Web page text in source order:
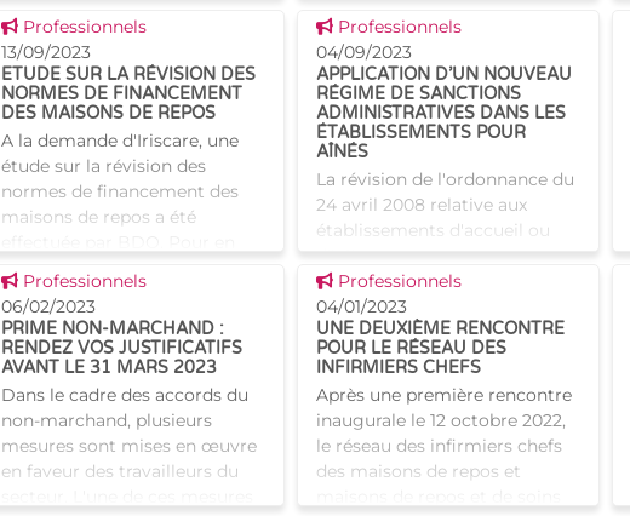
projet conjoint pour les
secteurs du non marchand.
Cet appel à projet inédit vis
infirmiers chefs des maisons
de repos (MR) et maisons de
repos et de
Voir cette news
Professionnels
13/09/2023
ETUDE SUR LA RÉVISION DES
NORMES DE FINANCEMENT
DES MAISONS DE REPOS
A la demande d'Iriscare, une
étude sur la révision des
normes de financement des
maisons de repos a été
savoir plus, consultez le
rapport final "".
Voir cette news
Professionnels
04/09/2023
APPLICATION D’UN NOUVEAU
RÉGIME DE SANCTIONS
ADMINISTRATIVES DANS LES
ÉTABLISSEMENTS POUR
AÎNÉS
La révision de l'ordonnance du
24 avril 2008 relative aux
établissements d'accueil ou
d'hébergement pour
personnes âgées a permis,
entre autres, d'instaurer un
nouveau régime de sanctions
admin
Voir cette news
Professionnels
06/02/2023
PRIME NON-MARCHAND :
RENDEZ VOS JUSTIFICATIFS
AVANT LE 31 MARS 2023
Dans le cadre des accords du
non-marchand, plusieurs
mesures sont mises en œuvre
en faveur des travailleurs du
Voir cette news
Professionnels
04/01/2023
UNE DEUXIÈME RENCONTRE
POUR LE RÉSEAU DES
INFIRMIERS CHEFS
Après une première rencontre
inaugurale le 12 octobre 2022,
le réseau des infirmiers chefs
des maisons de repos et